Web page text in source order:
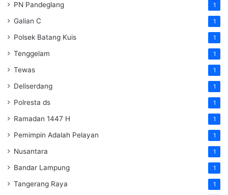
PN Pandeglang 1
Galian C 1
Polsek Batang Kuis 1
Tenggelam 1
Tewas 1
Deliserdang 1
Polresta ds 1
Ramadan 1447 H 1
Pemimpin Adalah Pelayan 1
Nusantara 1
Bandar Lampung 1
Tangerang Raya 1